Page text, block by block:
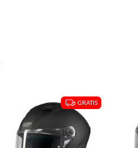
GRATIS